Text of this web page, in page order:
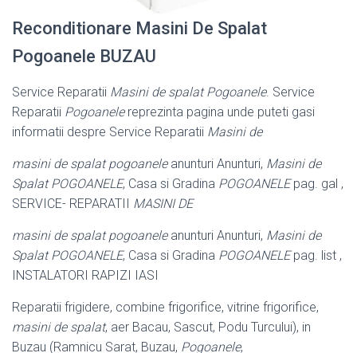
Reconditionare Masini De Spalat
Pogoanele BUZAU
Service Reparatii Masini de spalat Pogoanele. Service
Reparatii Pogoanelereprezinta pagina unde puteti gasi
informatii despre Service Reparatii Masini de
masini de spalat pogoaneleanunturi Anunturi, Masini de
Spalat POGOANELE, Casa si Gradina POGOANELEpag. gal ,
SERVICE- REPARATII MASINI DE
masini de spalat pogoaneleanunturi Anunturi, Masini de
Spalat POGOANELE, Casa si Gradina POGOANELEpag. list ,
INSTALATORI RAPIZI IASI
Reparatii frigidere, combine frigorifice, vitrine frigorifice,
masini de spalat, aer Bacau, Sascut, Podu Turcului), in
Buzau (Ramnicu Sarat, Buzau, Pogoanele,